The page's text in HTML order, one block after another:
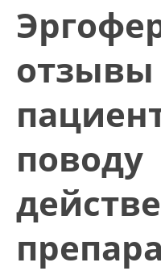
отзывы
поводу